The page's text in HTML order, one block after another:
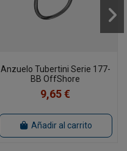
Anzuelo Tubertini Serie 177-
BB OffShore
9,65 €
Añadir al carrito